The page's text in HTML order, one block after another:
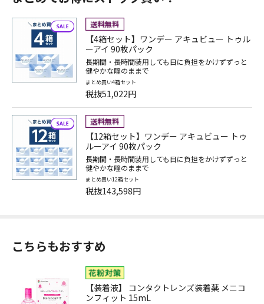
【4箱セット】ワンデー アキュビュー トゥル
ーアイ 90枚パック
長期間・長時間装用しても目に負担をかけずずっと
健やかな瞳のままで
まとめ買い4箱セット
税抜51,022円
【12箱セット】ワンデー アキュビュー トゥ
ルーアイ 90枚パック
長期間・長時間装用しても目に負担をかけずずっと
健やかな瞳のままで
まとめ買い12箱セット
税抜143,598円
こちらもおすすめ
【装着液】 コンタクトレンズ装着薬 メニコ
ンフィット 15mL